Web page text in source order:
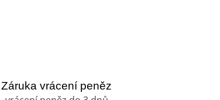
Záruka vrácení peněz